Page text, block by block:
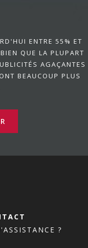
ENTRE 55% ET
QUE LA PLUPART
AGAÇANTES
BEAUCOUP PLUS
?